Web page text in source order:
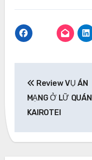
navigation
Review VỤ ÁN
MẠNG Ở LỮ QUÁN
KAIROTEI